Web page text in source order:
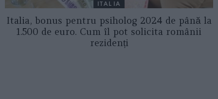
ITALIA
Italia, bonus pentru psiholog 2024 de până la
1.500 de euro. Cum îl pot solicita românii
rezidenți